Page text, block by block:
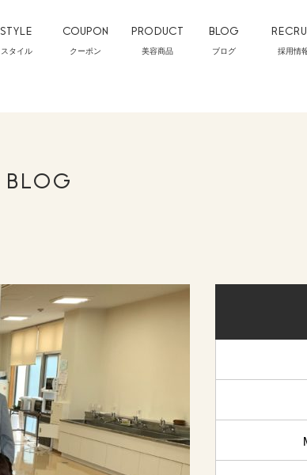
STYLE
スタイル
COUPON
クーポン
PRODUCT
美容商品
BLOG
ブログ 採用情
BLOG